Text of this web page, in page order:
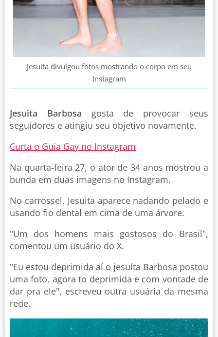
Jesuita divulgou fotos mostrando o corpo em seu
Instagram
Jesuita Barbosa gosta de provocar seus
seguidores e atingiu seu objetivo novamente.
Curta o Guia Gay no Instagram
Na quarta-feira 27, o ator de 34 anos mostrou a
bunda em duas imagens no Instagram.
No carrossel, Jesuita aparece nadando pelado e
usando fio dental em cima de uma árvore.
"Um dos homens mais gostosos do Brasil",
comentou um usuário do X.
"Eu estou deprimida aí o jesuíta Barbosa postou
uma foto, agora to deprimida e com vontade de
dar pra ele", escreveu outra usuária da mesma
rede.